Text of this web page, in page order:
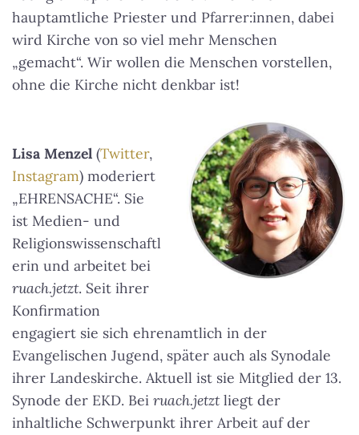
hauptamtliche Priester und Pfarrer:innen, dabei
wird Kirche von so viel mehr Menschen
„gemacht“. Wir wollen die Menschen vorstellen,
ohne die Kirche nicht denkbar ist!
Lisa Menzel (Twitter,
Instagram) moderiert
„EHRENSACHE“. Sie
ist Medien- und
Religionswissenschaftl
erin und arbeitet bei
ruach.jetzt. Seit ihrer
Konfirmation
engagiert sie sich ehrenamtlich in der
Evangelischen Jugend, später auch als Synodale
ihrer Landeskirche. Aktuell ist sie Mitglied der 13.
Synode der EKD. Bei ruach.jetztliegt der
inhaltliche Schwerpunkt ihrer Arbeit auf der